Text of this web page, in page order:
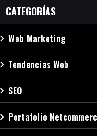
CATEGORÍAS
navigate_nextWeb Marketing
navigate_next Tendencias Web
navigate_next SEO
navigate_next Portafolio